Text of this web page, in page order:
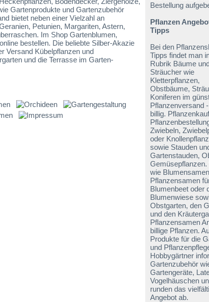
Gartenprodukte und Gartenzubehör
bietet neben einer Vielzahl an
Petunien, Margariten, Astern,
Im Shop Gartenblumen,
bestellen. Die beliebte Silber-Akazie
Versand Kübelpflanzen und
und die Terrasse im Garten-
Bestellung
Pflanzen
Tipps
Bei den
Tipps findet man
Rubrik Bäume
Sträucher wie
Kletterpflanzen,
Obstbäume,
Koniferen im
Pflanzenversand
billig.
Zwiebeln,
oder
sowie Stauden
Gartenstauden,
Gemüsepflanzen.
wie
Pflanzensamen
Blumenbeet oder
Blumenwiese
Obstgarten, den
und den
Pflanzensamen
billige Pflanzen.
Produkte für die
und
Hobbygärtner
Gartenzubehör
Gartengeräte,
Vogelhäuschen
runden das
Angebot ab.